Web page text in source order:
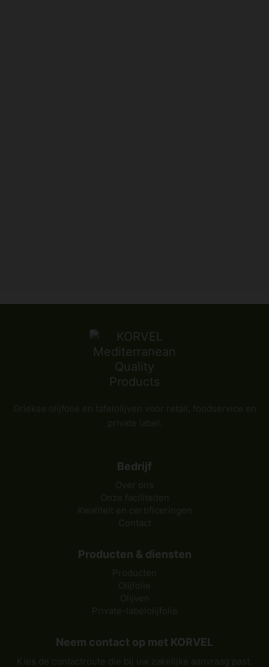
Bedrijf
Over ons
Onze faciliteiten
Kwaliteit en certificeringen
Contact
Producten & diensten
Producten
Olijfolie
Olijven
Private-labelolijfolie
Neem contact op met KORVEL